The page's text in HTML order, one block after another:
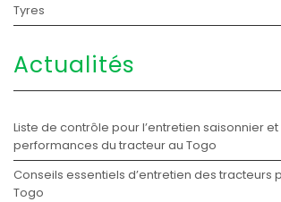
Tyres
Actualités
Liste de contrôle pour l’entretien saisonnier
performances du tracteur au Togo
Conseils essentiels d’entretien des tracteurs
Togo